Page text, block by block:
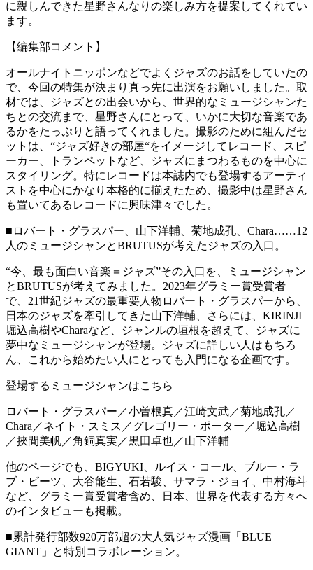
に親しんできた星野さんなりの楽しみ方を提案してくれてい
ます。
【編集部コメント】
オールナイトニッポンなどでよくジャズのお話をしていたの
で、今回の特集が決まり真っ先に出演をお願いしました。取
材では、ジャズとの出会いから、世界的なミュージシャンた
ちとの交流まで、星野さんにとって、いかに大切な音楽であ
るかをたっぷりと語ってくれました。撮影のために組んだセ
ットは、“ジャズ好きの部屋“をイメージしてレコード、スピ
ーカー、トランペットなど、ジャズにまつわるものを中心に
スタイリング。特にレコードは本誌内でも登場するアーティ
ストを中心にかなり本格的に揃えたため、撮影中は星野さん
も置いてあるレコードに興味津々でした。
■ロバート・グラスパー、山下洋輔、菊地成孔、Chara……12
人のミュージシャンとBRUTUSが考えたジャズの入口。
“今、最も面白い音楽＝ジャズ”その入口を、ミュージシャン
とBRUTUSが考えてみました。2023年グラミー賞受賞者
で、21世紀ジャズの最重要人物ロバート・グラスパーから、
日本のジャズを牽引してきた山下洋輔、さらには、KIRINJI
堀込高樹やCharaなど、ジャンルの垣根を超えて、ジャズに
夢中なミュージシャンが登場。ジャズに詳しい人はもちろ
ん、これから始めたい人にとっても入門になる企画です。
登場するミュージシャンはこちら
ロバート・グラスパー／小曽根真／江崎文武／菊地成孔／
Chara／ネイト・スミス／グレゴリー・ポーター／堀込高樹
／挾間美帆／角銅真実／黒田卓也／山下洋輔
他のページでも、BIGYUKI、ルイス・コール、ブルー・ラ
ブ・ビーツ、大谷能生、石若駿、サマラ・ジョイ、中村海斗
など、グラミー賞受賞者含め、日本、世界を代表する方々へ
のインタビューも掲載。
■累計発行部数920万部超の大人気ジャズ漫画「BLUE
GIANT」と特別コラボレーション。